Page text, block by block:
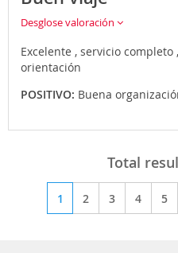
Desglose valoración
Excelente , servicio
orientación
POSITIVO: Buena
Total
1 2 3 4 5